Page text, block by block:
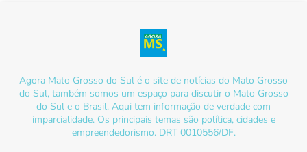
Agora Mato Grosso do Sul é o site de notícias do Mato Grosso
do Sul, também somos um espaço para discutir o Mato Grosso
do Sul e o Brasil. Aqui tem informação de verdade com
imparcialidade. Os principais temas são política, cidades e
empreendedorismo. DRT 0010556/DF.